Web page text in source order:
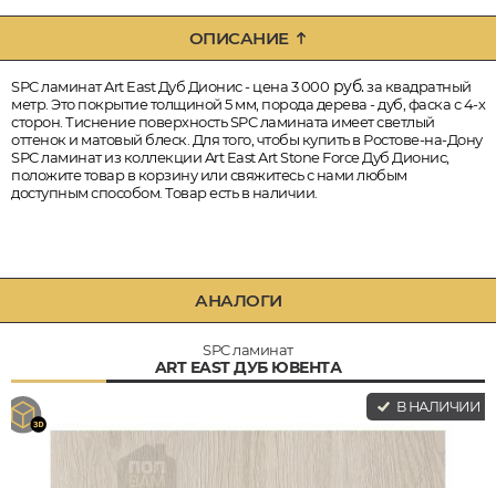
ОПИСАНИЕ
SPC ламинат Art East Дуб Дионис - цена 3 000 руб.за квадратный
метр. Это покрытие толщиной 5 мм, порода дерева - дуб, фаска с 4-х
сторон. Тиснение поверхность SPC ламината имеет светлый
оттенок и матовый блеск. Для того, чтобы купить в Ростове-на-Дону
SPC ламинат из коллекции Art East Art Stone Force Дуб Дионис,
положите товар в корзину или свяжитесь с нами любым
доступным способом. Товар есть в наличии.
АНАЛОГИ
SPC ламинат
ART EAST ДУБ ЮВЕНТА
В НАЛИЧИИ